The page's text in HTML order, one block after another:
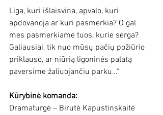
Liga, kuri išlaisvina, apvalo, kuri
apdovanoja ar kuri pasmerkia? O gal
mes pasmerkiame tuos, kurie serga?
Galiausiai, tik nuo mūsų pačių požiūrio
priklauso, ar niūrią ligoninės palatą
paversime žaliuojančiu parku…“
Kūrybinė komanda:
Dramaturgė – Birutė Kapustinskaitė